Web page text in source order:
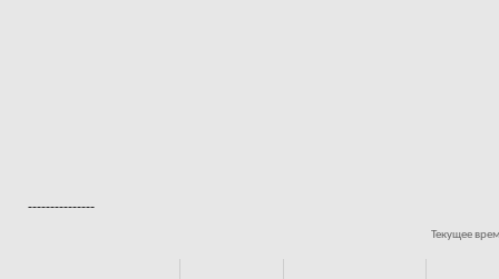
---------------
Текущее